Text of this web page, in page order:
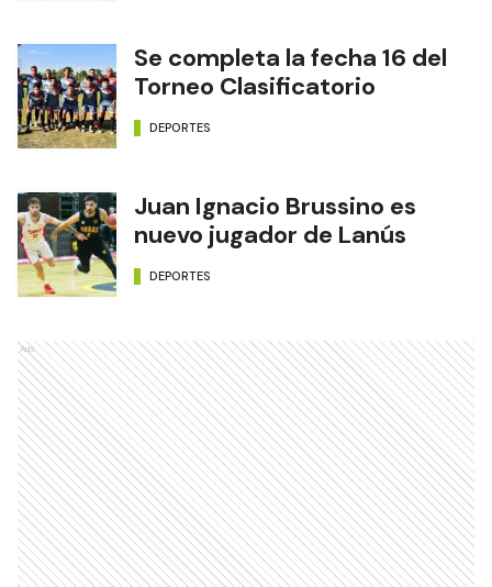
Se completa la fecha 16 del
Torneo Clasificatorio
DEPORTES
Juan Ignacio Brussino es
nuevo jugador de Lanús
DEPORTES
Ads